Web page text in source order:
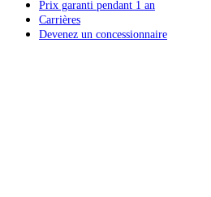
Prix garanti pendant 1 an
Carrières
Devenez un concessionnaire